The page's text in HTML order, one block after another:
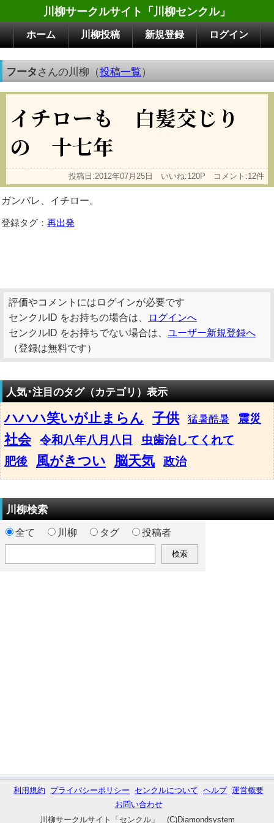
川柳サークルサイト「川柳センクル」
ホーム 川柳投稿 新規登録 ログイン
フータ さんの川柳（投稿一覧）
イチローも 白髪交じり
の 十七年
投稿日:2012年07月25日 いいね:120P コメント:12件
ガンバレ、イチロー。
登録タグ： 再出発
評価やコメントにはログインが必要です
センクルID をお持ちの場合は、
ログインへ
センクルID をお持ちでない場合は、 ユーザー新規登録へ
（登録は無料です）
人気･注目のタグ（カテゴリ）表示
ハハハ笑いが止まらん 子供 猛暑酷暑 震災
社会 令和八年八月八日
虫歯治してくれて
肥後
風がきつい 脳天気 政治
川柳検索
全て 川柳 タグ 投稿者
利用規約 プライバシーポリシー センクルについて ヘルプ 運営概要
お問い合わせ
川柳サークルサイト「センクル」 (C)Diamondsystem